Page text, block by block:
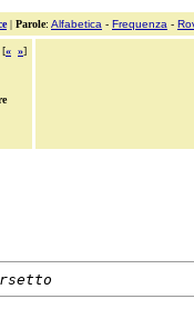
| Parole: Alfabetica - Frequenza -
[« »]